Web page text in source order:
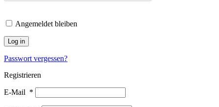
Angemeldet bleiben
Log in
Passwort vergessen?
Registrieren
E-Mail *